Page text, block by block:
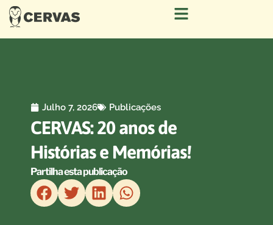
Julho 7, 2026 Publicações
CERVAS: 20 anos de
Histórias e Memórias!
Partilha esta publicação